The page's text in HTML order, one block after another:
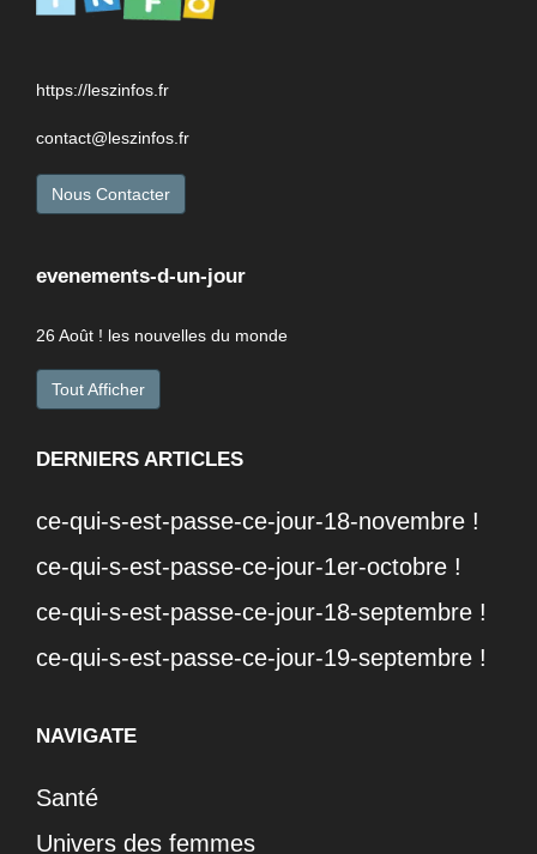
https://leszinfos.fr
contact@leszinfos.fr
Nous Contacter
evenements-d-un-jour
26 Août ! les nouvelles du monde
Tout Afficher
DERNIERS ARTICLES
ce-qui-s-est-passe-ce-jour-18-novembre !
ce-qui-s-est-passe-ce-jour-1er-octobre !
ce-qui-s-est-passe-ce-jour-18-septembre !
ce-qui-s-est-passe-ce-jour-19-septembre !
NAVIGATE
Santé
Univers des femmes